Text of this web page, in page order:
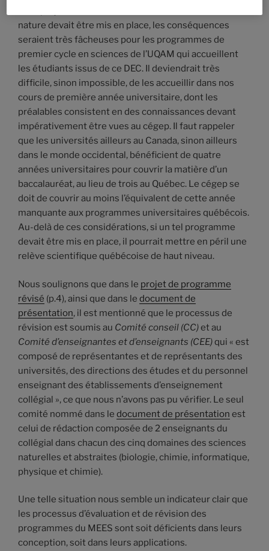
nature devait être mis en place, les conséquences
seraient très fâcheuses pour les programmes de
premier cycle en sciences de l’UQAM qui accueillent
les étudiants issus de ce DEC. Il deviendrait très
difficile, sinon impossible, de les accueillir dans nos
cours de première année universitaire, dont les
préalables consistent en des connaissances devant
impérativement être vues au cégep. Il faut rappeler
que les universités ailleurs au Canada, sinon ailleurs
dans le monde occidental, bénéficient de quatre
années universitaires pour couvrir la matière d’un
baccalauréat, au lieu de trois au Québec. Le cégep se
doit de couvrir au moins l’équivalent de cette année
manquante aux programmes universitaires québécois.
Au-delà de ces considérations, si un tel programme
devait être mis en place, il pourrait mettre en péril une
relève scientifique québécoise de haut niveau.
Nous soulignons que dans le projet de programme
révisé (p.4), ainsi que dans le document de
présentation, il est mentionné que le processus de
révision est soumis au Comité conseil (CC)et au
Comité d’enseignantes et d’enseignants (CEE)qui « est
composé de représentantes et de représentants des
universités, des directions des études et du personnel
enseignant des établissements d’enseignement
collégial », ce que nous n’avons pas pu vérifier. Le seul
comité nommé dans le document de présentation est
celui de rédaction composée de 2 enseignants du
collégial dans chacun des cinq domaines des sciences
naturelles et abstraites (biologie, chimie, informatique,
physique et chimie).
Une telle situation nous semble un indicateur clair que
les processus d’évaluation et de révision des
programmes du MEES sont soit déficients dans leurs
conception, soit dans leurs applications.